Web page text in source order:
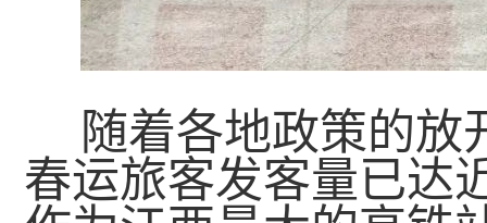
随着各地政策的放
春运旅客发客量已达